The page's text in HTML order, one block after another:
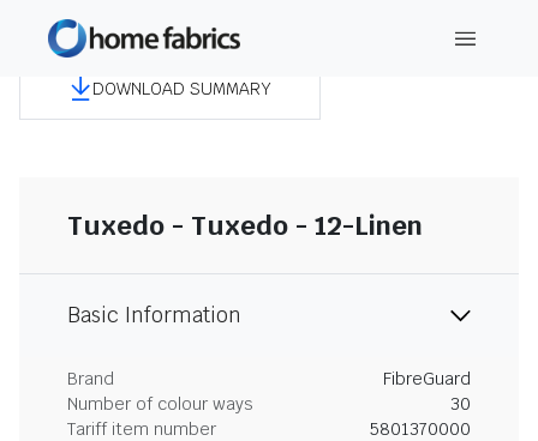
DOWNLOAD SUMMARY
Tuxedo - Tuxedo - 12-Linen
Basic Information
Brand
FibreGuard
Number of colour ways
30
Tariff item number
5801370000